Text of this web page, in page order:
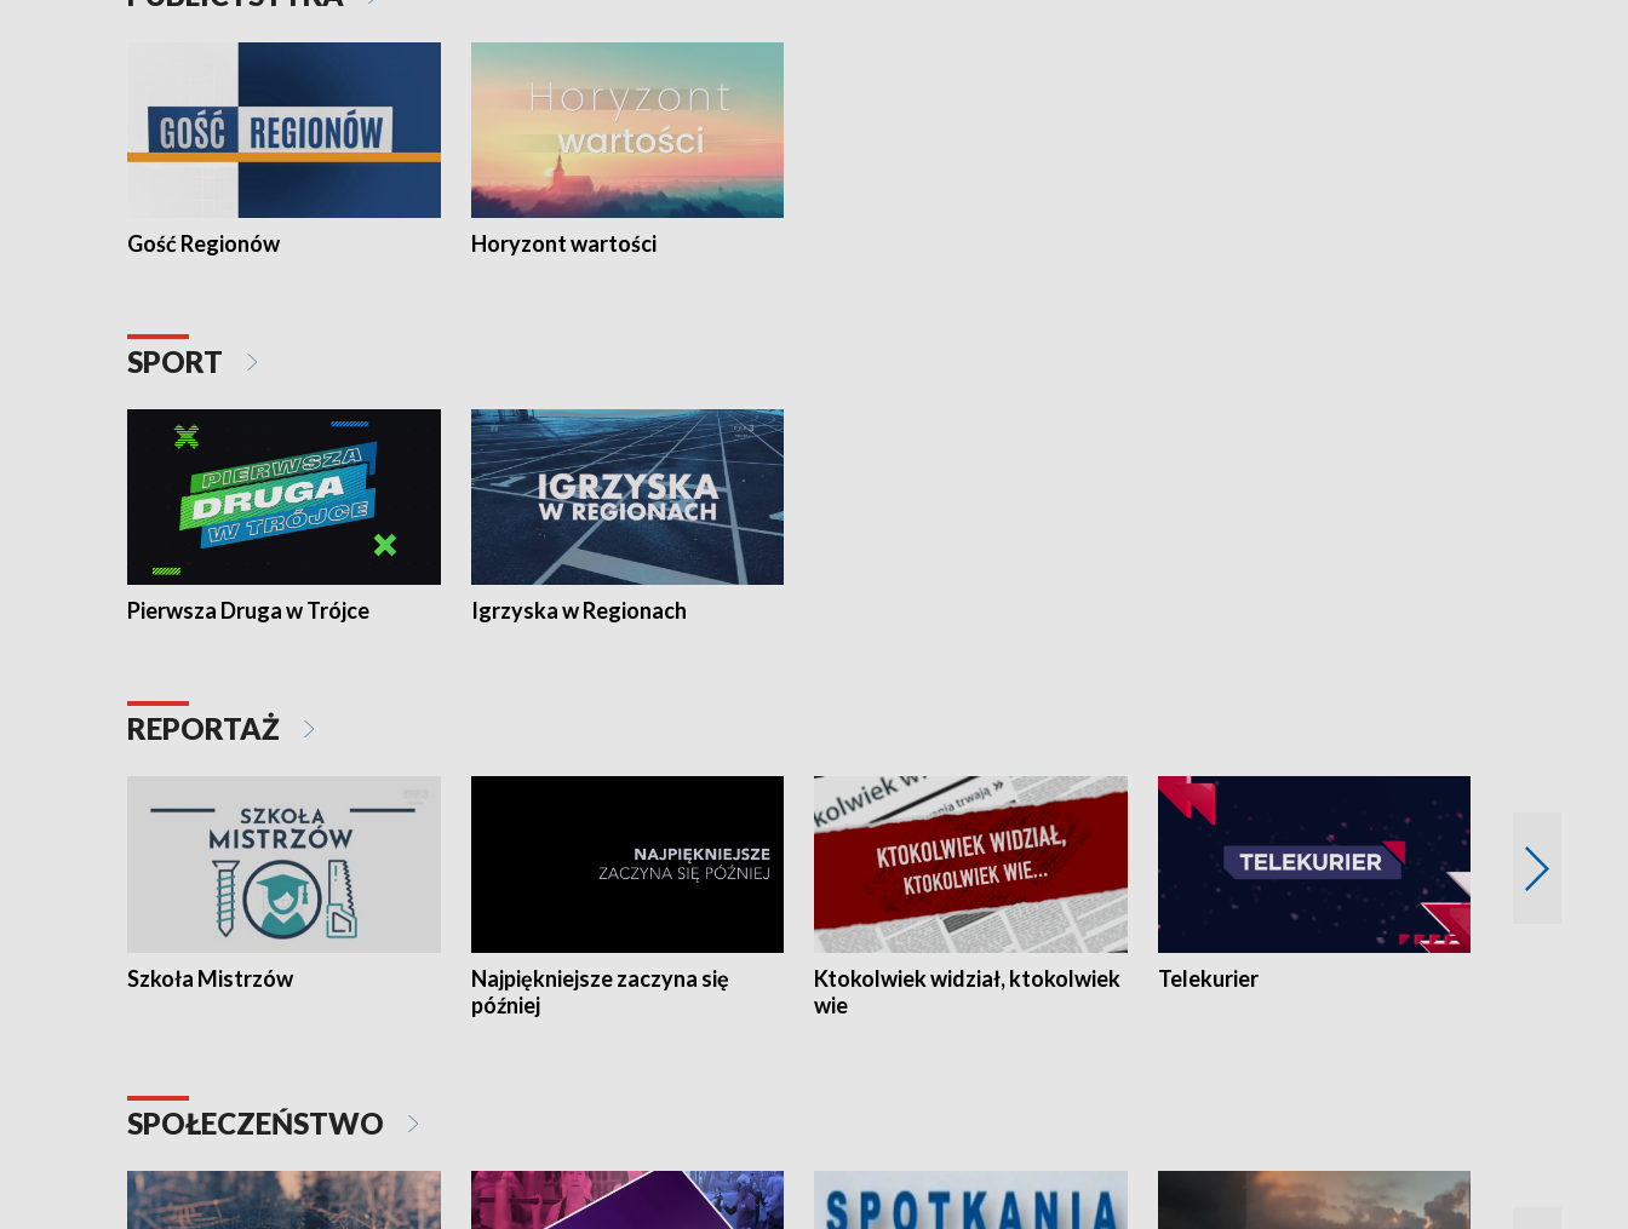
Gość Regionów Horyzont wartości
SPORT
Pierwsza Druga w Trójce Igrzyska w Regionach
REPORTAŻ
Szkoła Mistrzów
Najpiękniejsze zaczyna się
później
Ktokolwiek widział, ktokolwiek
wie
Telekurier
SPOŁECZEŃSTWO